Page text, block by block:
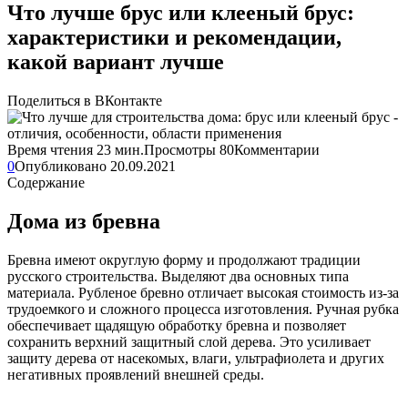
Что лучше брус или клееный брус:
характеристики и рекомендации,
какой вариант лучше
Поделиться в ВКонтакте
Время чтения 23 мин.Просмотры 80Комментарии
0Опубликовано 20.09.2021
Содержание
Дома из бревна
Бревна имеют округлую форму и продолжают традиции
русского строительства. Выделяют два основных типа
материала. Рубленое бревно отличает высокая стоимость из-за
трудоемкого и сложного процесса изготовления. Ручная рубка
обеспечивает щадящую обработку бревна и позволяет
сохранить верхний защитный слой дерева. Это усиливает
защиту дерева от насекомых, влаги, ультрафиолета и других
негативных проявлений внешней среды.